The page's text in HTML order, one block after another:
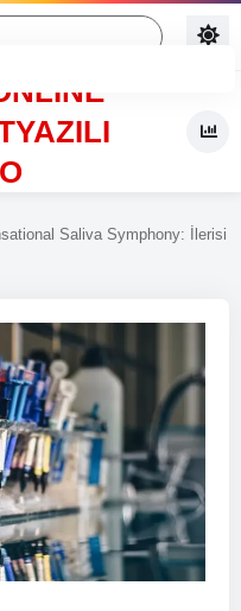
Saliva Symphony: İlerisi